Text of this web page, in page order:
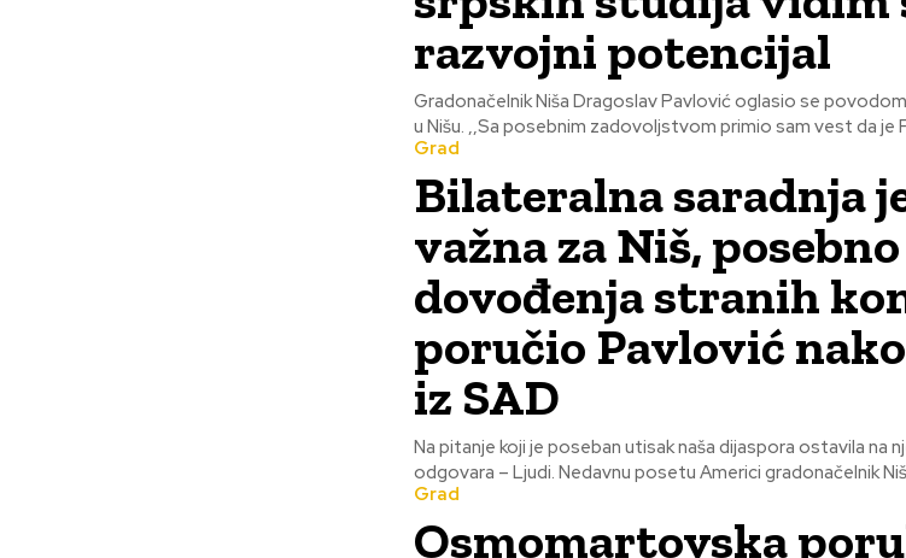
razvojni potencijal
Gradonačelnik Niša Dragoslav Pavlović oglasio se
u Nišu. ,,Sa posebnim zadovoljstvom primio sam vest da
Grad
Bilateralna saradnja
važna za Niš,
dovođenja stranih
poručio Pavlović
iz SAD
Na pitanje koji je poseban utisak naša dijaspora ostavila na
odgovara – Ljudi. Nedavnu posetu Americi
Grad
Osmomartovska